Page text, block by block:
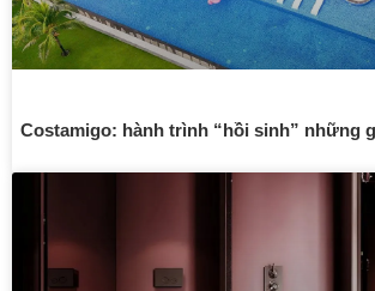
Costamigo: hành trình “hồi sinh” những